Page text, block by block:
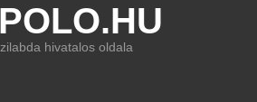
hivatalos oldala